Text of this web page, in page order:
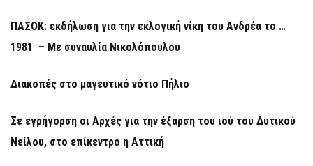
ΠΑΣΟΚ: εκδήλωση για την εκλογική νίκη του Ανδρέα το …
1981 – Με συναυλία Νικολόπουλου
Διακοπές στο μαγευτικό νότιο Πήλιο
Σε εγρήγορση οι Αρχές για την έξαρση του ιού του Δυτικού
Νείλου, στο επίκεντρο η Αττική